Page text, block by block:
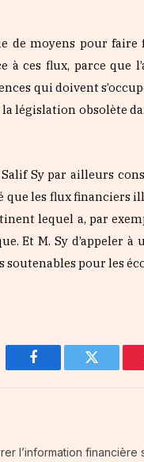
moyens pour faire
ces flux, parce que
qui doivent
législation obsolète
Sy par ailleurs
que les flux
lequel a, par
Et M. Sy d’appeler
pour les
Facebook Twitter
l’information